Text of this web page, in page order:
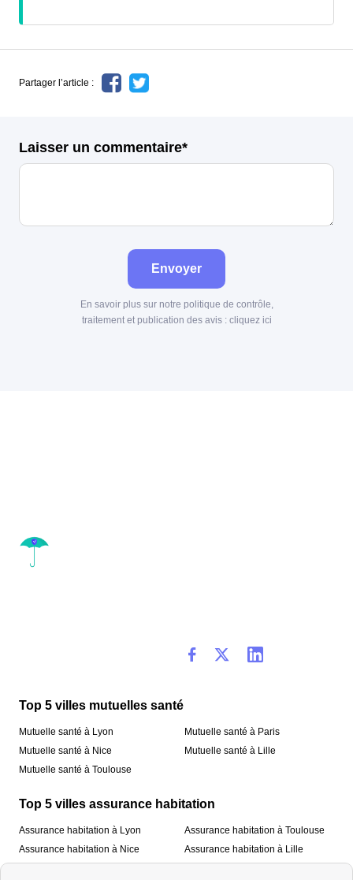
Partager l’article :
Laisser un commentaire*
Envoyer
En savoir plus sur notre politique de contrôle,
traitement et publication des avis : cliquez ici
Top 5 villes mutuelles santé
Mutuelle santé à Lyon
Mutuelle santé à Nice
Mutuelle santé à Toulouse
Mutuelle santé à Paris
Mutuelle santé à Lille
Top 5 villes assurance habitation
Assurance habitation à Lyon
Assurance habitation à Nice
Assurance habitation à Toulouse
Assurance habitation à Lille